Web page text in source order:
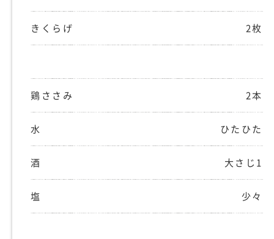
きくらげ 2枚
鶏ささみ 2本
水 ひたひた
酒 大さじ1
塩 少々